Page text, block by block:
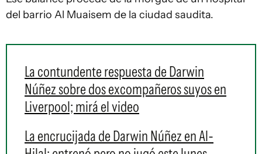
del barrio Al Muaisem de la ciudad saudita.
La contundente respuesta de Darwin
Núñez sobre dos excompañeros suyos en
Liverpool; mirá el video
La encrucijada de Darwin Núñez en Al-